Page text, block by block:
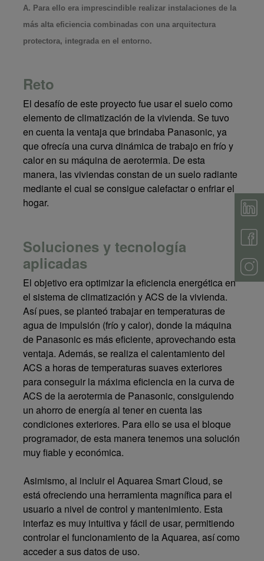
A. Para ello era imprescindible realizar instalaciones de la
más alta eficiencia combinadas con una arquitectura
protectora, integrada en el entorno.
Reto
El desafío de este proyecto fue usar el suelo como
elemento de climatización de la vivienda. Se tuvo
en cuenta la ventaja que brindaba Panasonic, ya
que ofrecía una curva dinámica de trabajo en frío y
calor en su máquina de aerotermia. De esta
manera, las viviendas constan de un suelo radiante
mediante el cual se consigue calefactar o enfriar el
hogar.
Soluciones y tecnología
aplicadas
El objetivo era optimizar la eficiencia energética en
el sistema de climatización y ACS de la vivienda.
Así pues, se planteó trabajar en temperaturas de
agua de impulsión (frío y calor), donde la máquina
de Panasonic es más eficiente, aprovechando esta
ventaja. Además, se realiza el calentamiento del
ACS a horas de temperaturas suaves exteriores
para conseguir la máxima eficiencia en la curva de
ACS de la aerotermia de Panasonic, consiguiendo
un ahorro de energía al tener en cuenta las
condiciones exteriores. Para ello se usa el bloque
programador, de esta manera tenemos una solución
muy fiable y económica.
Asimismo, al incluir el Aquarea Smart Cloud, se
está ofreciendo una herramienta magnífica para el
usuario a nivel de control y mantenimiento. Esta
interfaz es muy intuitiva y fácil de usar, permitiendo
controlar el funcionamiento de la Aquarea, así como
acceder a sus datos de uso.